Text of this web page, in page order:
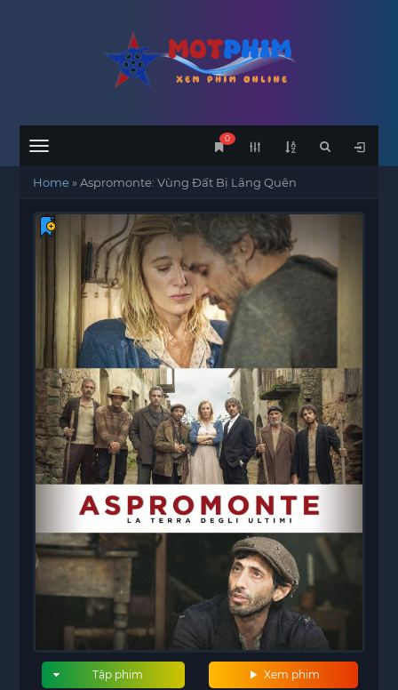
Menu
0
Home»Aspromonte: Vùng Đất Bị Lãng Quên
Xem phim
Tập phim